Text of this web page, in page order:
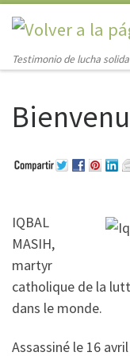
Saltar al contenido
Testimonio de lucha
IQBAL
MASIH,
martyr
catholique de la
dans le monde.
Assassiné le 16